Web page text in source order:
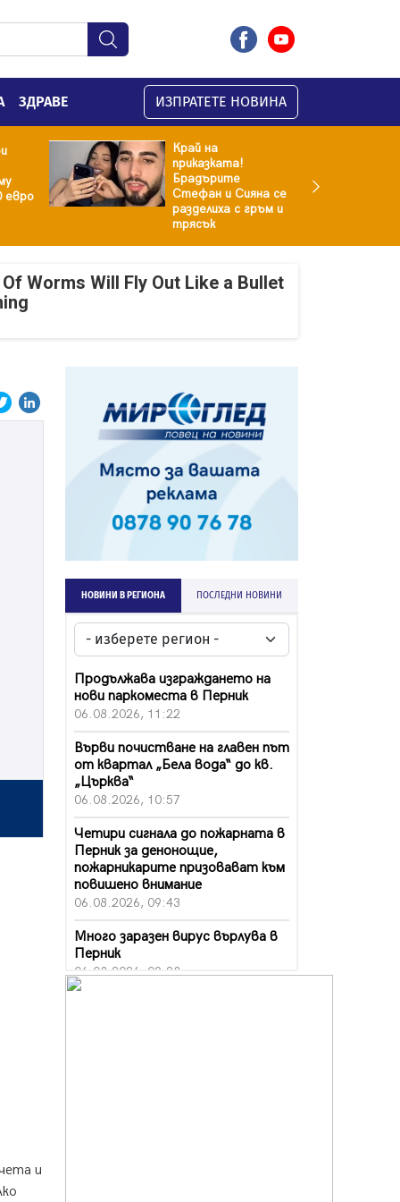
ЗДРАВЕ ИЗПРАТЕТЕ НОВИНА
евро
Край на
приказката!
Брадърите
Стефан и Сияна се
разделиха с гръм и
трясък
Worms Will Fly Out Like a Bullet
и
НОВИНИ В РЕГИОНА ПОСЛЕДНИ НОВИНИ
Продължава изграждането на
нови паркоместа в Перник
06.08.2026, 11:22
Върви почистване на главен път
от квартал „Бела вода“ до кв.
„Църква“
06.08.2026, 10:57
Четири сигнала до пожарната в
Перник за денонощие,
пожарникарите призовават към
повишено внимание
06.08.2026, 09:43
Много заразен вирус върлува в
Перник
06.08.2026, 09:28